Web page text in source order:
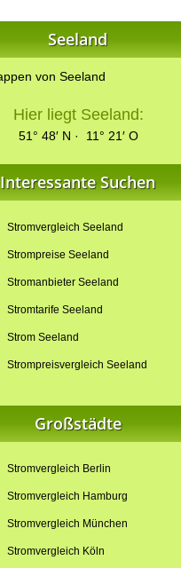
Seeland
Hier liegt Seeland:
51° 48′ N · 11° 21′ O
Interessante Suchen
Stromvergleich Seeland
Strompreise Seeland
Stromanbieter Seeland
Stromtarife Seeland
Strom Seeland
Strompreisvergleich Seeland
Großstädte
Stromvergleich Berlin
Stromvergleich Hamburg
Stromvergleich München
Stromvergleich Köln